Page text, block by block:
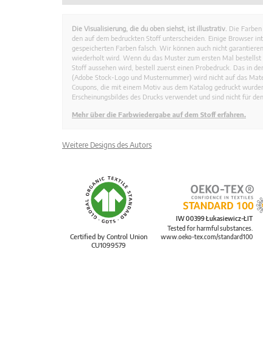
Die Visualisierung, die du oben siehst, ist illustrativ. Die
den auf dem bedruckten Stoff unterscheiden. Einige Browser
gespeicherten Farben falsch. Wir können auch nicht
wiederholt wird. Wenn du das Muster zum ersten Mal
Stoff aussehen wird, bestell zuerst einen Probedruck. Das in
(Adobe Stock-Logo und Musternummer) wird nicht auf das
Coupons, die mit einem Motiv aus dem Katalog gedruckt
Erscheinungsbildes des Drucks verwendet und sind nicht für
Mehr über die Farbwiedergabe auf dem Stoff erfahren.
Weitere Designs des Autors
Certified by Control Union
CU1099579
IW 00399 Łukasiewicz-ŁIT
Tested for harmful substances.
www.oeko-tex.com/standard100